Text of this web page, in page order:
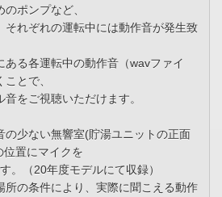
ポンプなど、
それぞれの運転中には動作音が発生致
ある各運転中の動作音（wavファイ
とで、
をご視聴いただけます。
少ない無響室(貯湯ユニットの正面
置にマイクを
。（20年度モデルにて収録）
の条件により、実際に聞こえる動作